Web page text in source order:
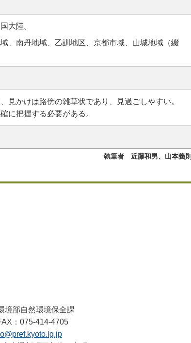
大陸。
、南丹地域、乙訓地区、京都市域、山城地域（綴
見かけは路傍の雑草状であり、見過ごしやすい。
に把握する必要がある。
執筆者 近藤和男、山本義則
境部自然環境保全課
：075-414-4705